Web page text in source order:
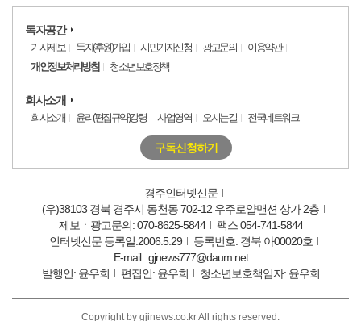
독자공간
기사제보 독자(후원)가입 시민기자신청 광고문의
이용약관
개인정보처리방침
청소년보호정책
회사소개
회사소개 윤리(편집규약)강령 사업영역 오시는길 전국네트워크
구독신청하기
경주인터넷신문
(우)38103 경북 경주시 동천동 702-12 우주로얄맨션 상가 2층
제보ㆍ광고문의: 070-8625-5844
팩스 054-741-5844
인터넷신문 등록일:2006.5.29
등록번호: 경북 아00020호
E-mail : gjnews777@daum.net
발행인: 윤우희
편집인: 윤우희 청소년보호책임자: 윤우희
Copyright by gjinews.co.kr All rights reserved.